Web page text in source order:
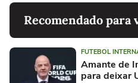
Recomendado para
FUTEBOL
Amante de
para deixar